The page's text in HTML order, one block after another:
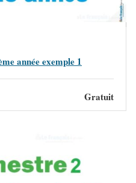
année exemple 1
Gratuit